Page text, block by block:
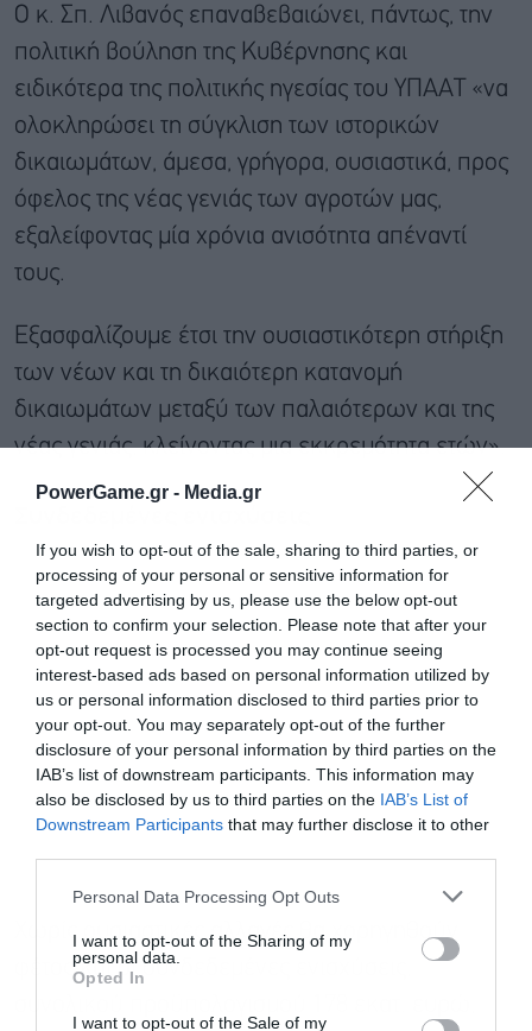
PowerGame.gr - Media.gr
If you wish to opt-out of the sale, sharing to third parties, or
processing of your personal or sensitive information for
targeted advertising by us, please use the below opt-out
section to confirm your selection. Please note that after your
opt-out request is processed you may continue seeing
interest-based ads based on personal information utilized by
us or personal information disclosed to third parties prior to
your opt-out. You may separately opt-out of the further
disclosure of your personal information by third parties on the
IAB’s list of downstream participants. This information may
also be disclosed by us to third parties on the IAB’s List of
Downstream Participants that may further disclose it to other
Personal Data Processing Opt Outs
I want to opt-out of the Sharing of my
personal data.
Opted In
I want to opt-out of the Sale of my
Ο κ. Σπ. Λιβανός επαναβεβαιώνει, πάντως, την
πολιτική βούληση της Κυβέρνησης και
ειδικότερα της πολιτικής ηγεσίας του ΥΠΑΑΤ «να
ολοκληρώσει τη σύγκλιση των ιστορικών
δικαιωμάτων, άμεσα, γρήγορα, ουσιαστικά, προς
όφελος της νέας γενιάς των αγροτών μας,
εξαλείφοντας μία χρόνια ανισότητα απέναντί
τους.
Εξασφαλίζουμε έτσι την ουσιαστικότερη στήριξη
των νέων και τη δικαιότερη κατανομή
δικαιωμάτων μεταξύ των παλαιότερων και της
νέας γενιάς, κλείνοντας μια εκκρεμότητα ετών».
Χωρίς ουσιαστικές αλλαγές θα χορηγηθούν
φέτος και οι συνδεδεμένες ενισχύσεις,